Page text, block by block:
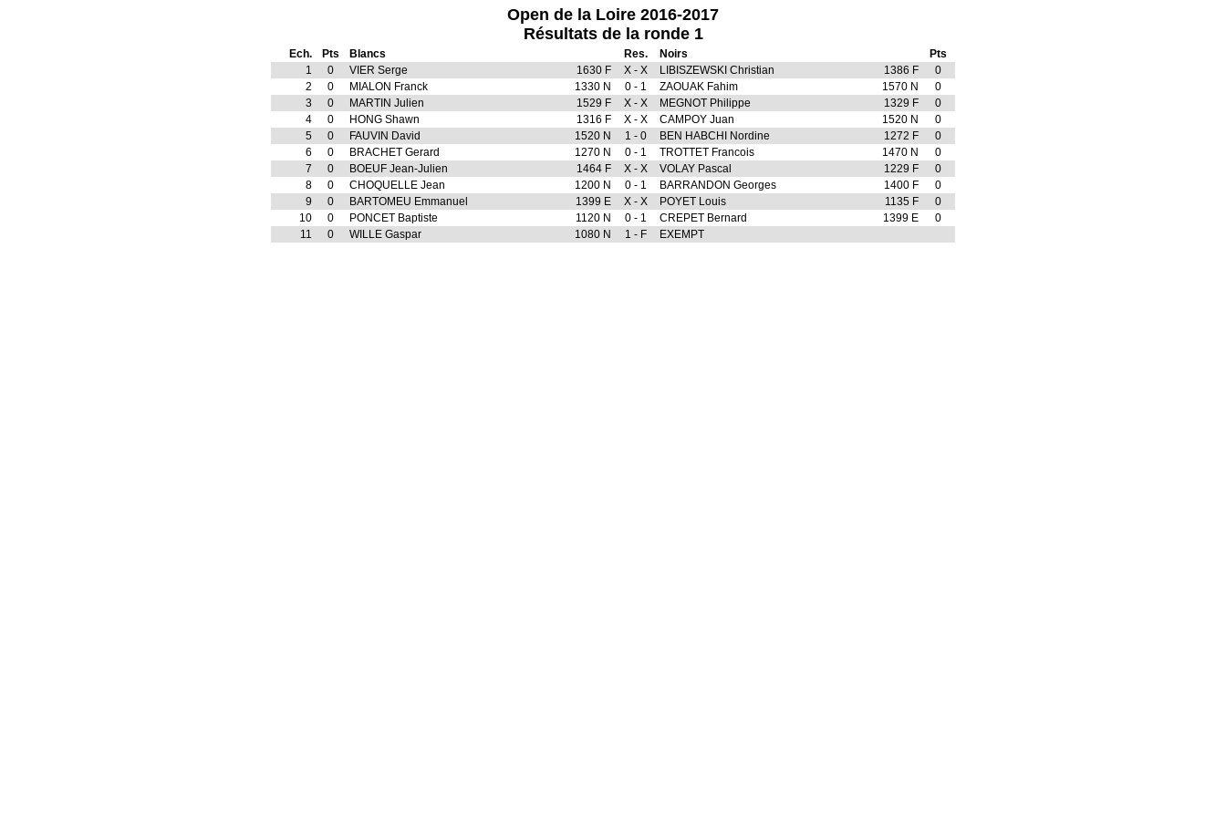
Open de la Loire 2016-2017
Résultats de la ronde 1
Ech. Pts Blancs Res. Noirs
Pts
1
0 VIER Serge 1630 F X - X LIBISZEWSKI Christian 1386 F
0
2
0 MIALON Franck 1330 N 0 - 1 ZAOUAK Fahim 1570 N
0
3
0 MARTIN Julien 1529 F X - X MEGNOT Philippe 1329 F
0
4
0 HONG Shawn 1316 F X - X CAMPOY Juan 1520 N
0
5
0 FAUVIN David 1520 N 1 - 0 BEN HABCHI Nordine 1272 F
0
6
0 BRACHET Gerard 1270 N 0 - 1 TROTTET Francois 1470 N
0
7
0 BOEUF Jean-Julien 1464 F X - X VOLAY Pascal 1229 F
0
8
0 CHOQUELLE Jean 1200 N 0 - 1 BARRANDON Georges 1400 F
0
9
0 BARTOMEU Emmanuel 1399 E X - X POYET Louis 1135 F
0
10
0 PONCET Baptiste 1120 N 0 - 1 CREPET Bernard 1399 E
0
11
0 WILLE Gaspar 1080 N 1 - F EXEMPT